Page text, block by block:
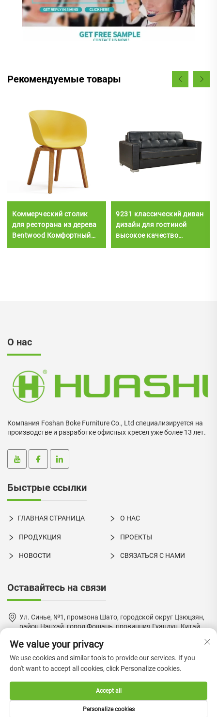
Рекомендуемые товары
Коммерческий столик
для ресторана из дерева
Bentwood Комфортный
9231 классический диван
дизайн для гостиной
высокое качество
О нас
Компания Foshan Boke Furniture Co., Ltd специализируется на
производстве и разработке офисных кресел уже более 13 лет.
Быстрые ссылки
ГЛАВНАЯ СТРАНИЦА О НАС
ПРОДУКЦИЯ ПРОЕКТЫ
НОВОСТИ СВЯЗАТЬСЯ С НАМИ
Оставайтесь на связи
Ул. Синье, №1, промзона Шато, городской округ Цзюцзян,
район Нанхай, город Фошань, провинция Гуандун, Китай
+86-18924550960
[email protected]
Copyright © 2024 by Foshan Boke Furniture Co., Ltd. —Политика
конфиденциальности
We value your privacy
We use cookies and similar tools to provide our services. If you
don't want to accept all cookies, click Personalize cookies.
Personalize cookies
Accept all